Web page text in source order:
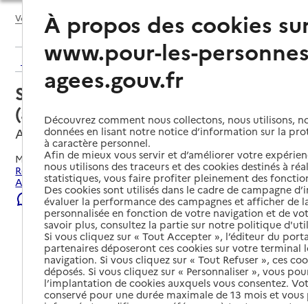
Voir le fil d’Ariane
Retour aux résultats de l'annuaire
Service autonomie à domicile
(aide) – OUIHELP - AMIENS
Amiens, SOMME
Mis à jour le04/08/2026
Rechercher les établissements et services autour de
Amiens.
Signaler une erreur
À propos des cookies
www.pour-les-
agees.gouv.fr
Découvrez comment nous collectons, nous utilisons,
données en lisant notre notice d’information sur la
à caractère personnel.
Afin de mieux vous servir et d’améliorer votre
nous utilisons des traceurs et des cookies destinés à
statistiques, vous faire profiter pleinement des
Des cookies sont utilisés dans le cadre de campagne
évaluer la performance des campagnes et afficher de
personnalisée en fonction de votre navigation et de
savoir plus, consultez la partie sur notre politique
Si vous cliquez sur « Tout Accepter », l’éditeur du
partenaires déposeront ces cookies sur votre terminal
navigation. Si vous cliquez sur « Tout Refuser », ces
déposés. Si vous cliquez sur « Personnaliser », vous
l’implantation de cookies auxquels vous consentez.
conservé pour une durée maximale de 13 mois et